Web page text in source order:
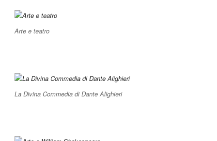
Arte e teatro
La Divina Commedia di Dante Alighieri